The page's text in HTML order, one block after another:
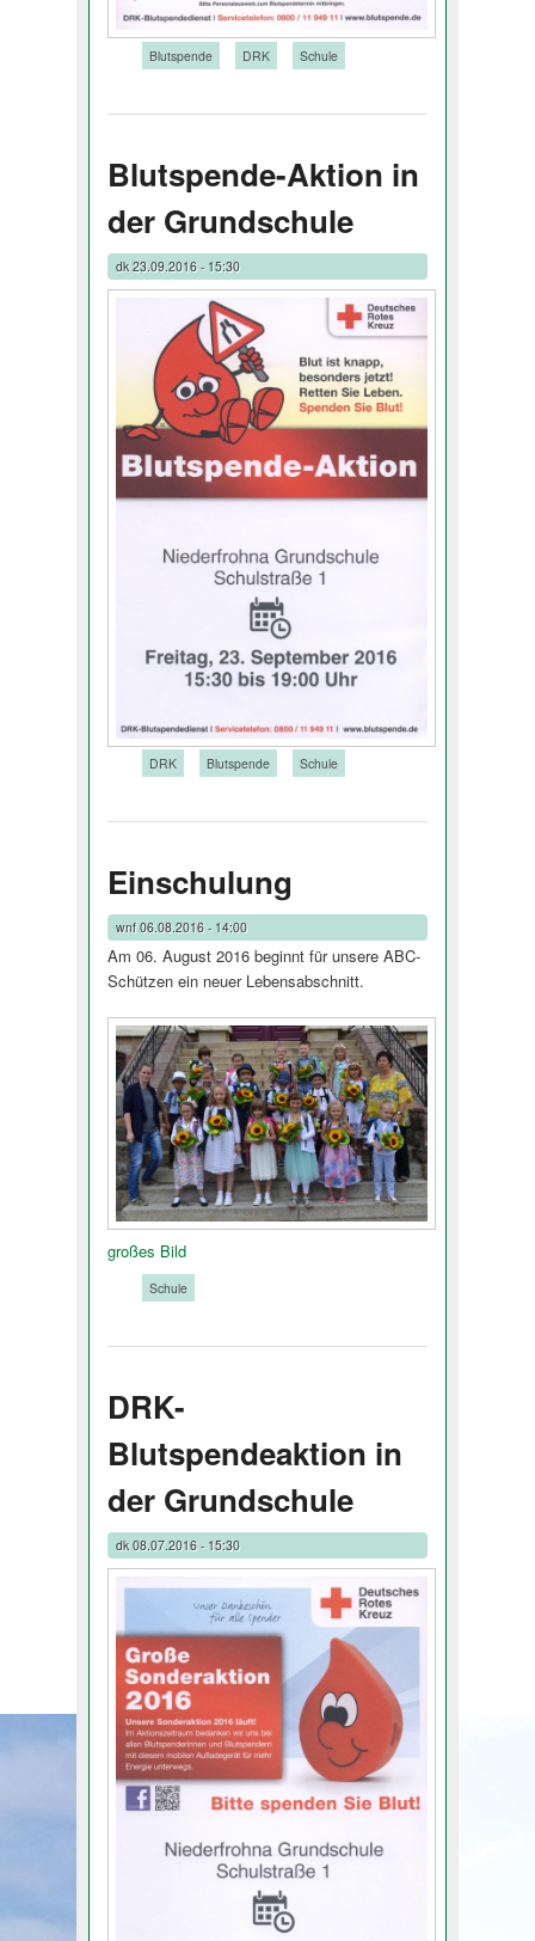
Blutspende DRK Schule
Blutspende-Aktion in
der Grundschule
dk23.09.2016 - 15:30
DRK Blutspende Schule
Einschulung
wnf06.08.2016 - 14:00
Am 06. August 2016 beginnt für unsere ABC-
Schützen ein neuer Lebensabschnitt.
großes Bild
Schule
DRK-
Blutspendeaktion in
der Grundschule
dk08.07.2016 - 15:30